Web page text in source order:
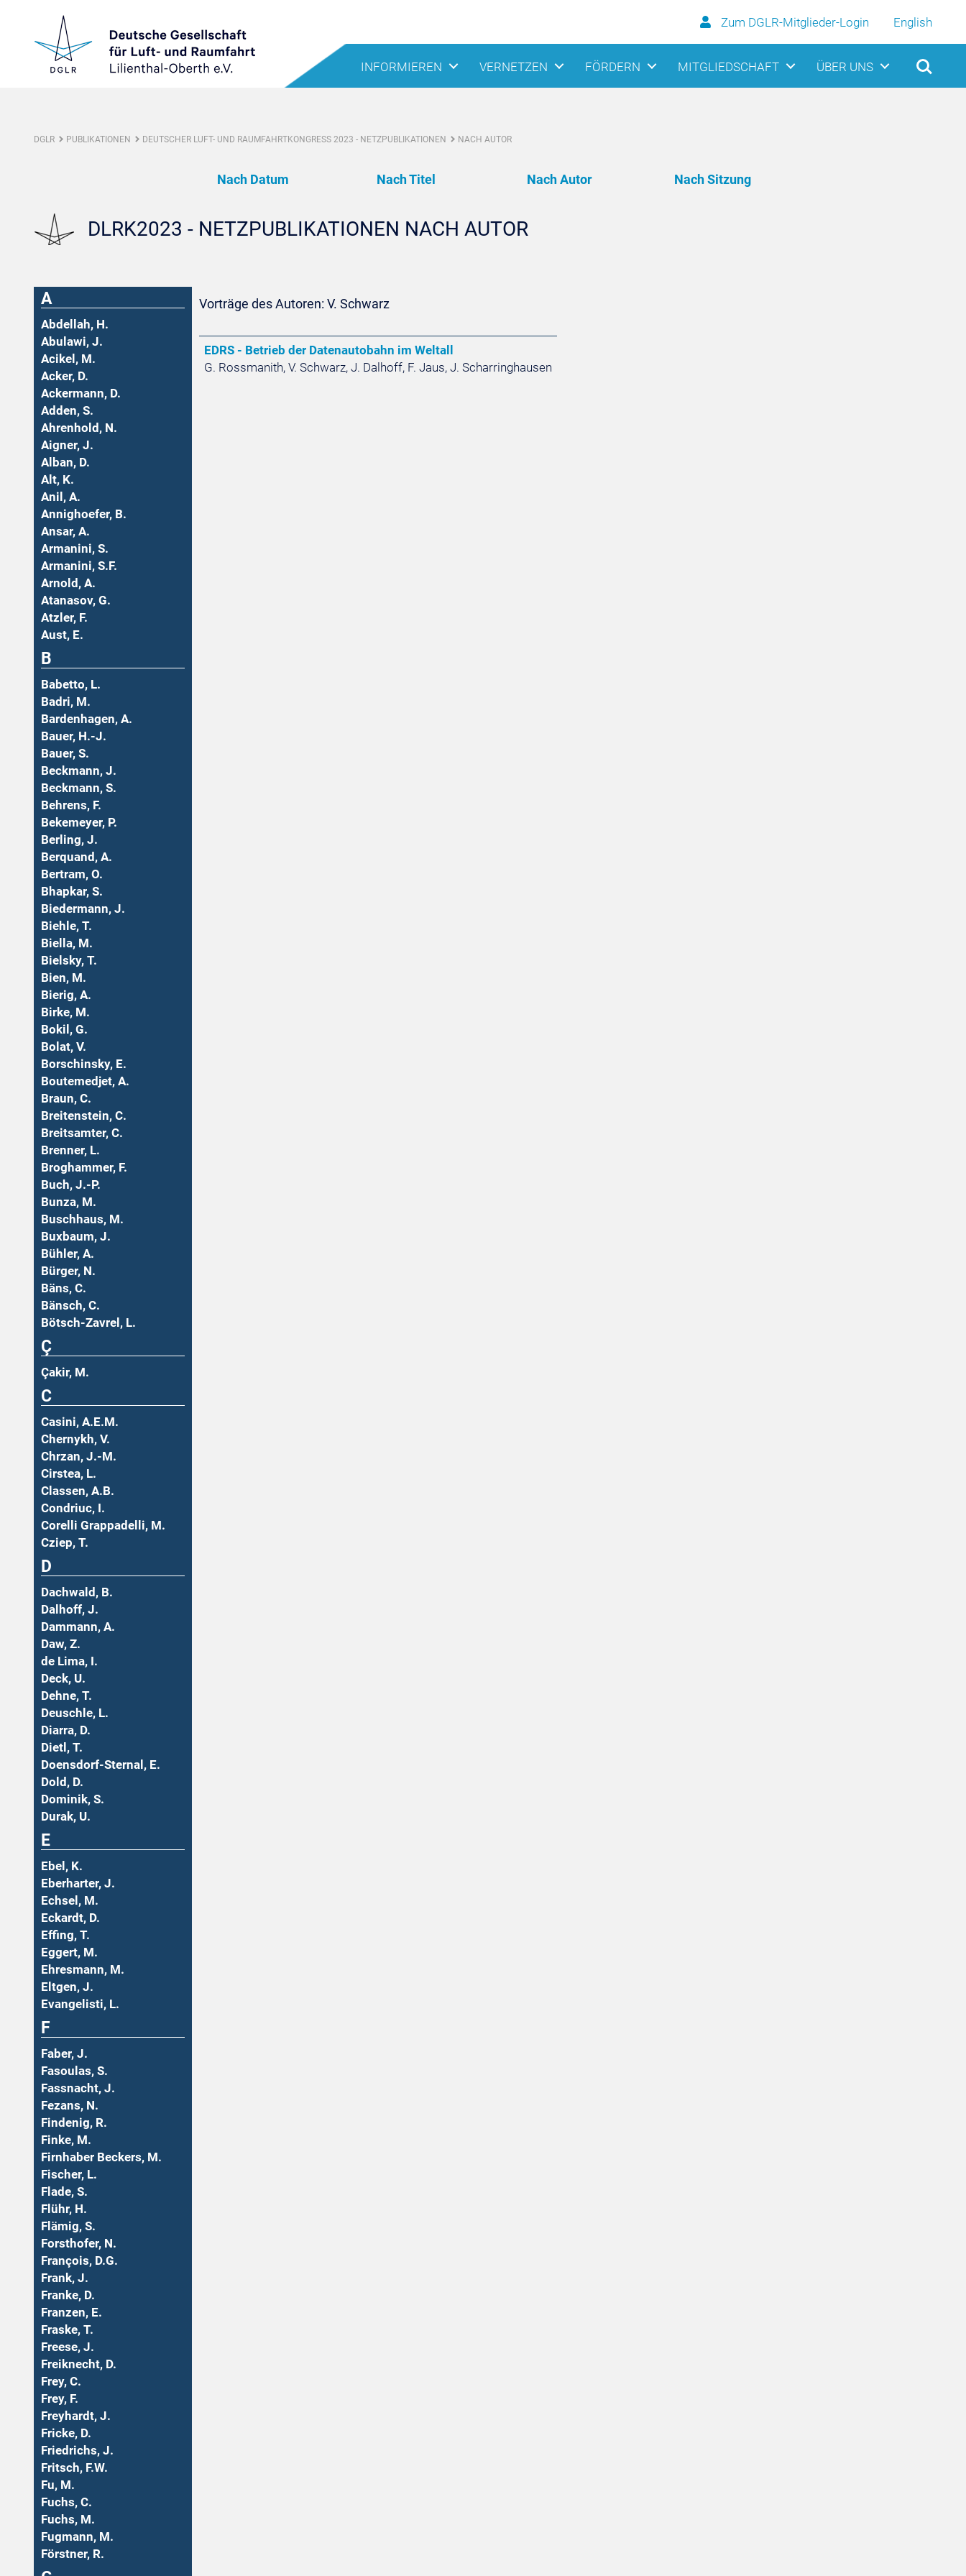
Zum DGLR-Mitglieder-Login English
INFORMIEREN VERNETZEN FÖRDERN MITGLIEDSCHAFT ÜBER UNS
DGLR PUBLIKATIONEN DEUTSCHER LUFT- UND RAUMFAHRTKONGRESS 2023 - NETZPUBLIKATIONEN NACH AUTOR
Nach Datum Nach Titel Nach Autor Nach Sitzung
DLRK2023 - NETZPUBLIKATIONEN NACH AUTOR
A
Abdellah, H.
Abulawi, J.
Acikel, M.
Acker, D.
Ackermann, D.
Adden, S.
Ahrenhold, N.
Aigner, J.
Alban, D.
Alt, K.
Anil, A.
Annighoefer, B.
Ansar, A.
Armanini, S.
Armanini, S.F.
Arnold, A.
Atanasov, G.
Atzler, F.
Aust, E.
B
Babetto, L.
Badri, M.
Bardenhagen, A.
Bauer, H.-J.
Bauer, S.
Beckmann, J.
Beckmann, S.
Behrens, F.
Bekemeyer, P.
Berling, J.
Berquand, A.
Bertram, O.
Bhapkar, S.
Biedermann, J.
Biehle, T.
Biella, M.
Bielsky, T.
Bien, M.
Bierig, A.
Birke, M.
Bokil, G.
Bolat, V.
Borschinsky, E.
Boutemedjet, A.
Braun, C.
Breitenstein, C.
Breitsamter, C.
Brenner, L.
Broghammer, F.
Buch, J.-P.
Bunza, M.
Buschhaus, M.
Buxbaum, J.
Bühler, A.
Bürger, N.
Bäns, C.
Bänsch, C.
Bötsch-Zavrel, L.
Ç
Çakir, M.
C
Casini, A.E.M.
Chernykh, V.
Chrzan, J.-M.
Cirstea, L.
Classen, A.B.
Condriuc, I.
Corelli Grappadelli, M.
Cziep, T.
D
Dachwald, B.
Dalhoff, J.
Dammann, A.
Daw, Z.
de Lima, I.
Deck, U.
Dehne, T.
Deuschle, L.
Diarra, D.
Dietl, T.
Doensdorf-Sternal, E.
Dold, D.
Dominik, S.
Durak, U.
E
Ebel, K.
Eberharter, J.
Echsel, M.
Eckardt, D.
Effing, T.
Eggert, M.
Ehresmann, M.
Eltgen, J.
Evangelisti, L.
F
Faber, J.
Fasoulas, S.
Fassnacht, J.
Fezans, N.
Findenig, R.
Finke, M.
Firnhaber Beckers, M.
Fischer, L.
Flade, S.
Flühr, H.
Flämig, S.
Forsthofer, N.
François, D.G.
Frank, J.
Franke, D.
Franzen, E.
Fraske, T.
Freese, J.
Freiknecht, D.
Frey, C.
Frey, F.
Freyhardt, J.
Fricke, D.
Friedrichs, J.
Fritsch, F.W.
Fu, M.
Fuchs, C.
Fuchs, M.
Fugmann, M.
Förstner, R.
Vorträge des Autoren: V. Schwarz
EDRS - Betrieb der Datenautobahn im Weltall
G. Rossmanith, V. Schwarz, J. Dalhoff, F. Jaus, J. Scharringhausen